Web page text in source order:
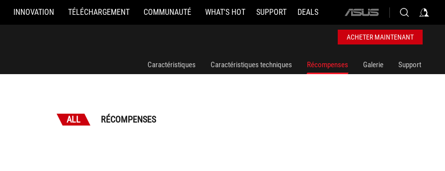
INNOVATION TÉLÉCHARGEMENT COMMUNAUTÉ WHAT'S HOT SUPPORT DEALS
ASUS
logo
ACHETER MAINTENANT
Caractéristiques Caractéristiques techniques Récompenses Galerie Support
ALL RÉCOMPENSES